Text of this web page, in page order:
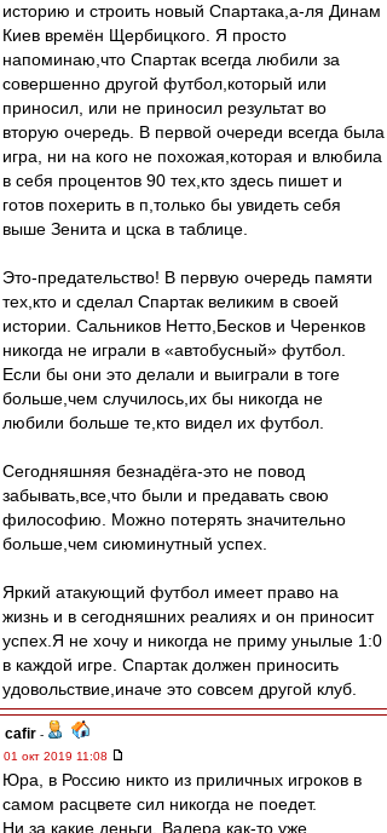
историю и строить новый Спартака,а-ля Динам
Киев времён Щербицкого. Я просто
напоминаю,что Спартак всегда любили за
совершенно другой футбол,который или
приносил, или не приносил результат во
вторую очередь. В первой очереди всегда была
игра, ни на кого не похожая,которая и влюбила
в себя процентов 90 тех,кто здесь пишет и
готов похерить в п,только бы увидеть себя
выше Зенита и цска в таблице.
Это-предательство! В первую очередь памяти
тех,кто и сделал Спартак великим в своей
истории. Сальников Нетто,Бесков и Черенков
никогда не играли в «автобусный» футбол.
Если бы они это делали и выиграли в тоге
больше,чем случилось,их бы никогда не
любили больше те,кто видел их футбол.
Сегодняшняя безнадёга-это не повод
забывать,все,что были и предавать свою
философию. Можно потерять значительно
больше,чем сиюминутный успех.
Яркий атакующий футбол имеет право на
жизнь и в сегодняшних реалиях и он приносит
успех.Я не хочу и никогда не приму унылые 1:0
в каждой игре. Спартак должен приносить
удовольствие,иначе это совсем другой клуб.
cafir -
01 окт 2019 11:08
Юра, в Россию никто из приличных игроков в
самом расцвете сил никогда не поедет.
Ни за какие деньги. Валера как-то уже